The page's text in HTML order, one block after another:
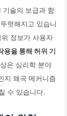
기술의 보급과 함
렷해지고 있습니
정보가 사용자
용을 통해 허위 기
은 심리학 분야
지 왜곡 메커니즘
수 있습니다.